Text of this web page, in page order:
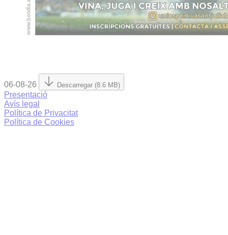
06-08-26 Descarregar (8.6 MB)
Presentació
Avís legal
Política de Privacitat
Política de Cookies